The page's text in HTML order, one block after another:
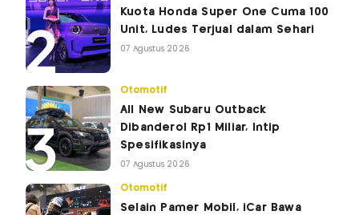
Kuota Honda Super One Cuma 100
Unit, Ludes Terjual dalam Sehari
07 Agustus 2026
Otomotif
All New Subaru Outback
Dibanderol Rp1 Miliar, Intip
Spesifikasinya
07 Agustus 2026
Otomotif
Selain Pamer Mobil, iCar Bawa